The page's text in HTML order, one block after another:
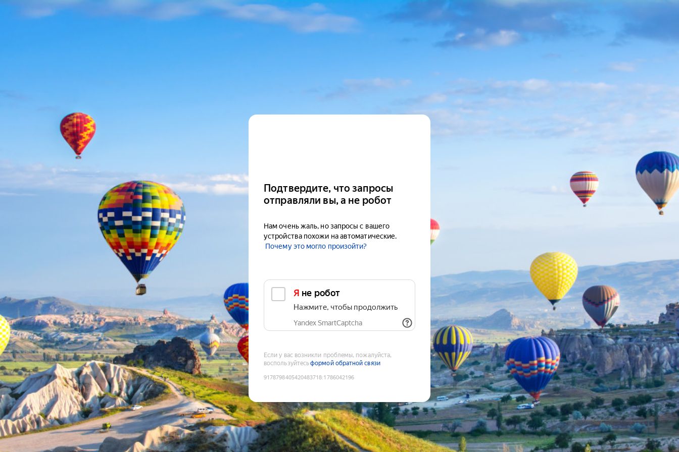
Подтвердите, что запросы
отправляли вы, а не робот
Нам очень жаль, но запросы с вашего
устройства похожи на автоматические.
Почему это могло произойти?
Я не робот
Нажмите, чтобы продолжить
Yandex SmartCaptcha
Если у вас возникли проблемы, пожалуйста,
воспользуйтесьформой обратной связи
9178798405420483718:1786042196